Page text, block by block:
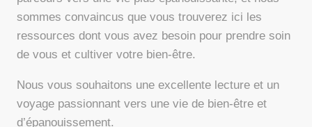
sommes convaincus que vous trouverez ici les
ressources dont vous avez besoin pour prendre soin
de vous et cultiver votre bien-être.
Nous vous souhaitons une excellente lecture et un
voyage passionnant vers une vie de bien-être et
d’épanouissement.